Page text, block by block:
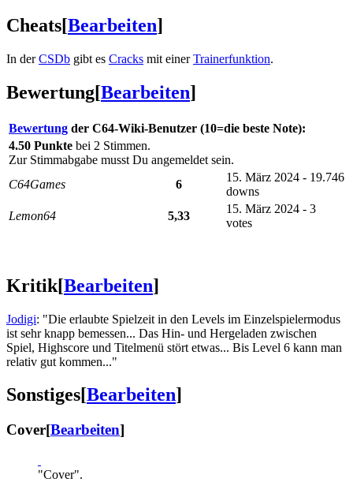
Cheats[Bearbeiten]
In derCSDb gibt es Cracks mit einerTrainerfunktion.
Bewertung[Bearbeiten]
Bewertung der C64-Wiki-Benutzer (10=die beste Note):
4.50 Punkte bei 2 Stimmen.
Zur Stimmabgabe musst Du angemeldet sein.
C64Games
6
15. März 2024 - 19.746
downs
Lemon64
5,33
15. März 2024 - 3
votes
Kritik[Bearbeiten]
Jodigi: "Die erlaubte Spielzeit in den Levels im Einzelspielermodus
ist sehr knapp bemessen... Das Hin- und Hergeladen zwischen
Spiel, Highscore und Titelmenü stört etwas... Bis Level 6 kann man
relativ gut kommen..."
Sonstiges[Bearbeiten]
Cover[Bearbeiten]
"Cover".